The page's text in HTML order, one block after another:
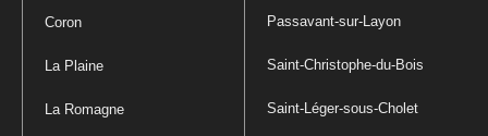
Coron
La Plaine
La Romagne
Passavant-sur-Layon
Saint-Christophe-du-Bois
Saint-Léger-sous-Cholet